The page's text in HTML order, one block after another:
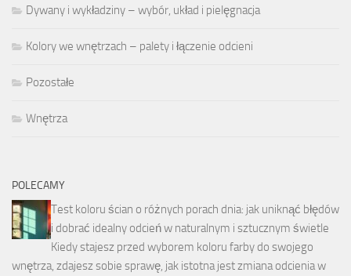
Dywany i wykładziny – wybór, układ i pielęgnacja
Kolory we wnętrzach – palety i łączenie odcieni
Pozostałe
Wnętrza
POLECAMY
Test koloru ścian o różnych porach dnia: jak uniknąć błędów
i dobrać idealny odcień w naturalnym i sztucznym świetle
Kiedy stajesz przed wyborem koloru farby do swojego
wnętrza, zdajesz sobie sprawę, jak istotna jest zmiana odcienia w